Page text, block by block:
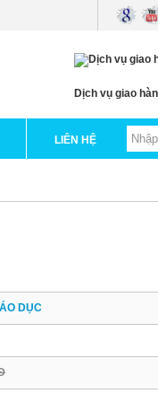
Dịch vụ giao
LIÊN HỆ
DỤC